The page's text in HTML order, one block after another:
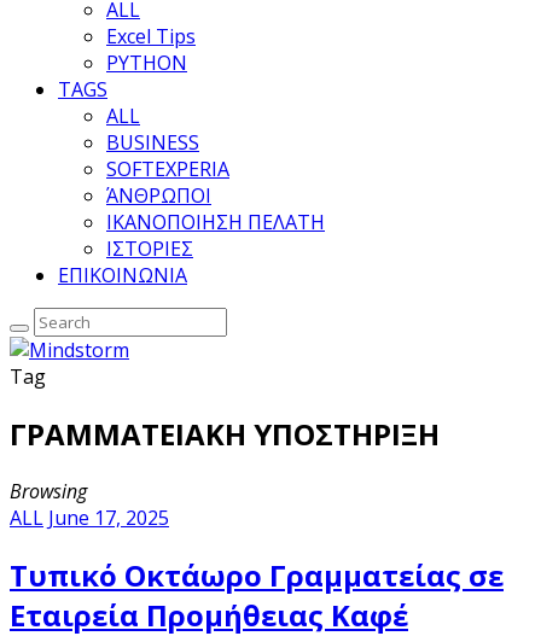
ALL
Excel Tips
PYTHON
TAGS
ALL
BUSINESS
SOFTEXPERIA
ΆΝΘΡΩΠΟΙ
ΙΚΑΝΟΠΟΙΗΣΗ ΠΕΛΑΤΗ
ΙΣΤΟΡΙΕΣ
ΕΠΙΚΟΙΝΩΝΙΑ
Tag
ΓΡΑΜΜΑΤΕΙΑΚΗ ΥΠΟΣΤΗΡΙΞΗ
Browsing
ALL June 17, 2025
Τυπικό Οκτάωρο Γραμματείας σε
Εταιρεία Προμήθειας Καφέ